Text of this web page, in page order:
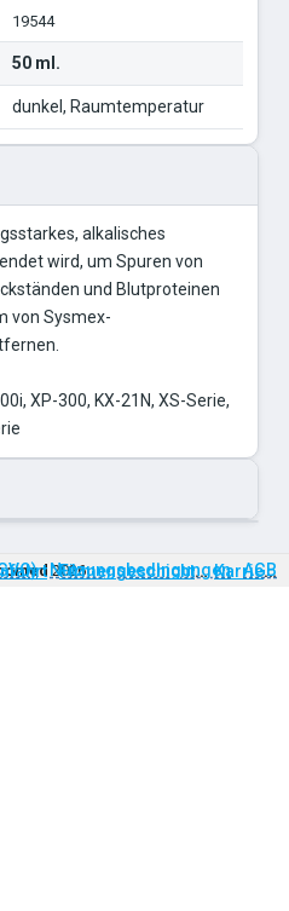
19544
50 ml.
dunkel, Raumtemperatur
alkalisches
wird, um Spuren von
und Blutproteinen
von Sysmex-
XP-300, KX-21N, XS-Serie,
Firmengeschichte Karriere
2026
Nutzungsbedingungen AGB